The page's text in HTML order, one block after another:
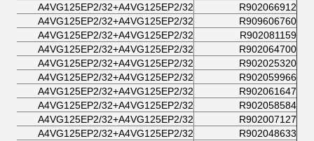
R902066912
A4VG125EP2/32+A4VG125EP2/32
R909606760
A4VG125EP2/32+A4VG125EP2/32
R902081159
A4VG125EP2/32+A4VG125EP2/32
R902064700
A4VG125EP2/32+A4VG125EP2/32
R902025320
A4VG125EP2/32+A4VG125EP2/32
R902059966
A4VG125EP2/32+A4VG125EP2/32
R902061647
A4VG125EP2/32+A4VG125EP2/32
R902058584
A4VG125EP2/32+A4VG125EP2/32
R902007127
A4VG125EP2/32+A4VG125EP2/32
R902048633
A4VG125EP2/32+A4VG125EP2/32